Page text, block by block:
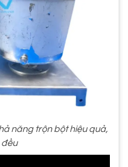
năng trộn bột hiệu quả,